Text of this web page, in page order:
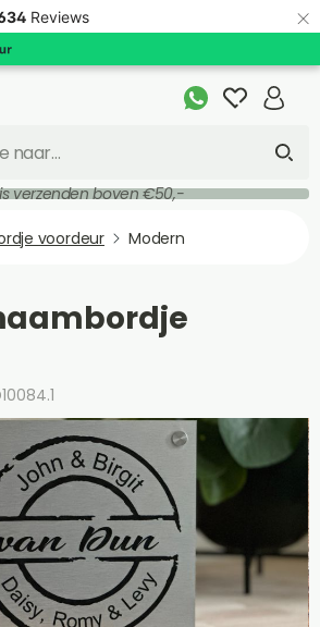
Reviews ×
verzenden boven €50,-
voordeur Modern